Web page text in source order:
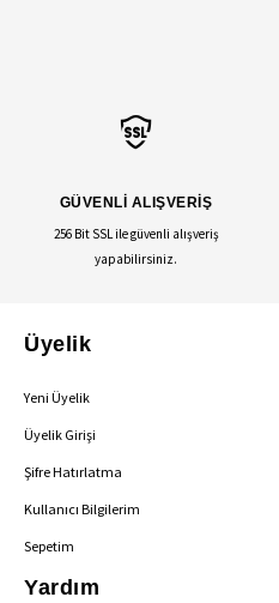
GÜVENLİ ALIŞVERİŞ
256 Bit SSL ile güvenli alışveriş
yapabilirsiniz.
Üyelik
Yeni Üyelik
Üyelik Girişi
Şifre Hatırlatma
Kullanıcı Bilgilerim
Sepetim
Yardım